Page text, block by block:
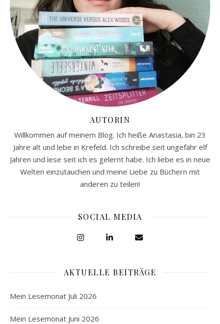
AUTORIN
Willkommen auf meinem Blog. Ich heiße Anastasia, bin 23
Jahre alt und lebe in Krefeld. Ich schreibe seit ungefähr elf
Jahren und lese seit ich es gelernt habe. Ich liebe es in neue
Welten einzutauchen und meine Liebe zu Büchern mit
anderen zu teilen!
SOCIAL MEDIA
AKTUELLE BEITRÄGE
Mein Lesemonat Juli 2026
Mein Lesemonat Juni 2026